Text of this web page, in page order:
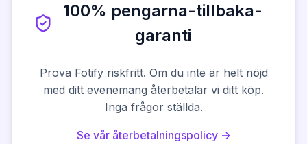
100% pengarna-tillbaka-
garanti
Prova Fotify riskfritt. Om du inte är helt nöjd
med ditt evenemang återbetalar vi ditt köp.
Inga frågor ställda.
Se vår återbetalningspolicy →